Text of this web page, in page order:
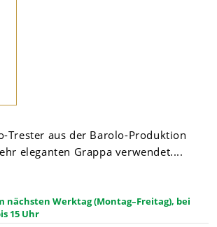
Trester aus der Barolo-Produktion
eleganten Grappa verwendet....
nächsten Werktag (Montag–Freitag), bei
15 Uhr